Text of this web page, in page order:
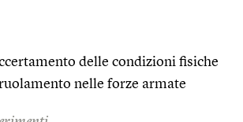
delle condizioni fisiche
nelle forze armate